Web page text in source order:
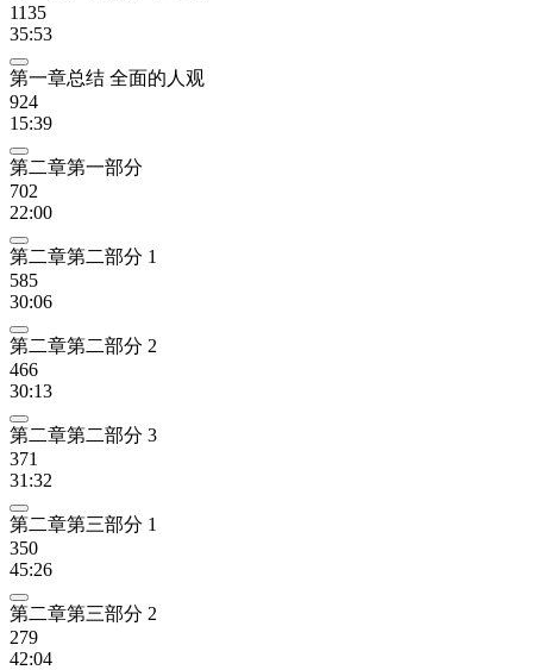
1135
35:53
第一章总结 全面的人观
924
15:39
第二章第一部分
702
22:00
第二章第二部分 1
585
30:06
第二章第二部分 2
466
30:13
第二章第二部分 3
371
31:32
第二章第三部分 1
350
45:26
第二章第三部分 2
279
42:04